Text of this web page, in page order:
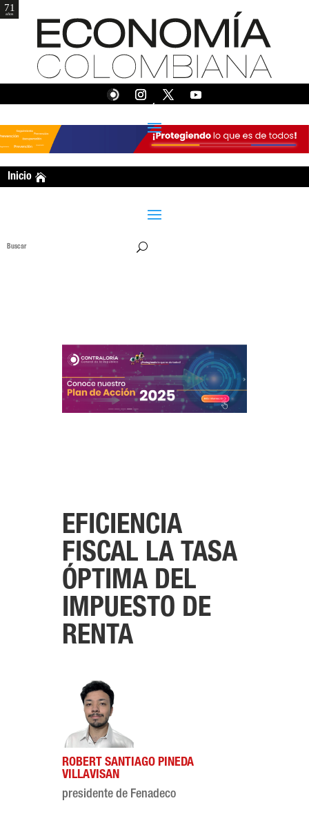
Inicio
EFICIENCIA
FISCAL LA TASA
ÓPTIMA DEL
IMPUESTO DE
RENTA
ROBERT SANTIAGO PINEDA
VILLAVISAN
presidente de Fenadeco